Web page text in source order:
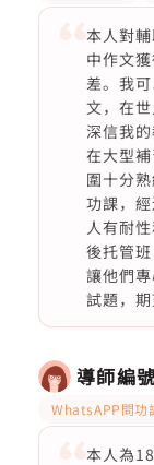
本人對
中作文
差。我
文，在
深信我
在大型
圍十分
功課，
人有耐
後托管
讓他們
試題，期
導師編
WhatsAPP問功
本人為